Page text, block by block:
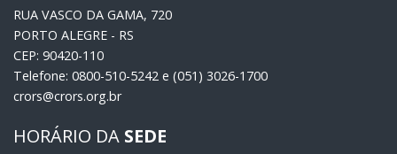
RUA VASCO DA GAMA, 720
PORTO ALEGRE - RS
CEP: 90420-110
Telefone: 0800-510-5242 e (051) 3026-1700
crors@crors.org.br
HORÁRIO DA SEDE